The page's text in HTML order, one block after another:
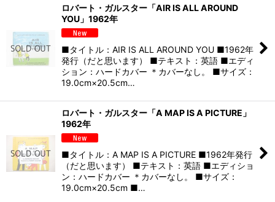
ロバート・ガルスター「AIR IS ALL AROUND
YOU」1962年
■タイトル：AIR IS ALL AROUND YOU ■1962年
発行（だと思います） ■テキスト：英語 ■エディ
ション：ハードカバー ＊カバーなし。 ■サイズ：
19.0cm×20.5cm…
ロバート・ガルスター「A MAP IS A PICTURE」
1962年
■タイトル：A MAP IS A PICTURE ■1962年発行
（だと思います） ■テキスト：英語 ■エディショ
ン：ハードカバー ＊カバーなし。 ■サイズ：
19.0cm×20.5cm ■…